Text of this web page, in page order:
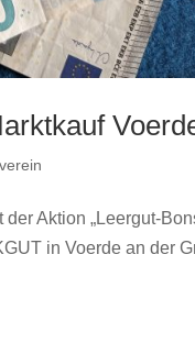
Aktion „Leergut-
in Voerde an der